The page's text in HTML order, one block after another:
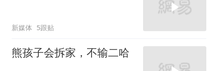
新媒体 5跟贴
熊孩子会拆家，不输二哈